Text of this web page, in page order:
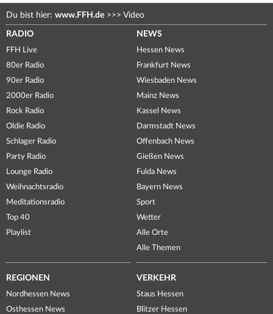
Du bist hier: www.FFH.de >>> Video
RADIO
FFH Live
80er Radio
90er Radio
2000er Radio
Rock Radio
Oldie Radio
Schlager Radio
Party Radio
Lounge Radio
Weihnachtsradio
Meditationsradio
Top 40
Playlist
NEWS
Hessen News
Frankfurt News
Wiesbaden News
Mainz News
Kassel News
Darmstadt News
Offenbach News
Gießen News
Fulda News
Bayern News
Sport
Wetter
Alle Orte
Alle Themen
REGIONEN
Nordhessen News
Osthessen News
VERKEHR
Staus Hessen
Blitzer Hessen